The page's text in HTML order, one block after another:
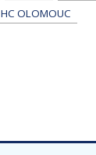
HC OLOMOUC